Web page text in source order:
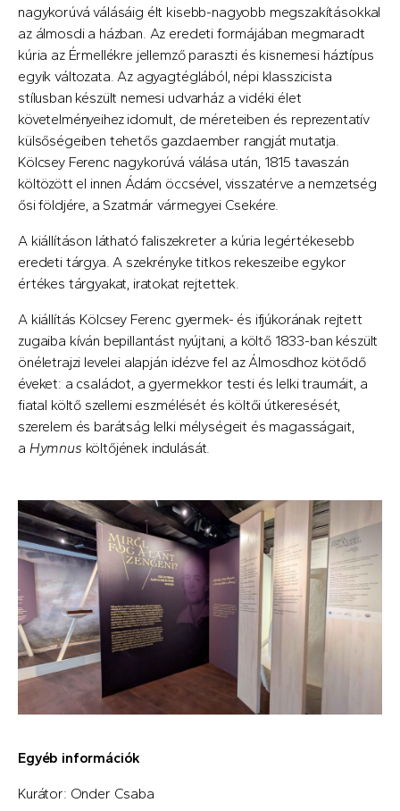
nagykorúvá válásáig élt kisebb-nagyobb megszakításokkal
az álmosdi a házban. Az eredeti formájában megmaradt
kúria az Érmellékre jellemző paraszti és kisnemesi háztípus
egyik változata. Az agyagtéglából, népi klasszicista
stílusban készült nemesi udvarház a vidéki élet
követelményeihez idomult, de méreteiben és reprezentatív
külsőségeiben tehetős gazdaember rangját mutatja.
Kölcsey Ferenc nagykorúvá válása után, 1815 tavaszán
költözött el innen Ádám öccsével, visszatérve a nemzetség
ősi földjére, a Szatmár vármegyei Csekére.
A kiállításon látható faliszekreter a kúria legértékesebb
eredeti tárgya. A szekrényke titkos rekeszeibe egykor
értékes tárgyakat, iratokat rejtettek.
A kiállítás Kölcsey Ferenc gyermek- és ifjúkorának rejtett
zugaiba kíván bepillantást nyújtani, a költő 1833-ban készült
önéletrajzi levelei alapján idézve fel az Álmosdhoz kötődő
éveket: a családot, a gyermekkor testi és lelki traumáit, a
fiatal költő szellemi eszmélését és költői útkeresését,
szerelem és barátság lelki mélységeit és magasságait,
a Hymnus költőjének indulását.
Egyéb információk
Kurátor: Onder Csaba